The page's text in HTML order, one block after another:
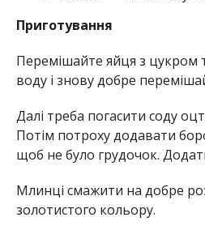
Приготування
Перемішайте яйця з цукром
воду і знову добре
Далі треба погасити соду
Потім потроху додавати
щоб не було грудочок.
Млинці смажити на добре
золотистого кольору.